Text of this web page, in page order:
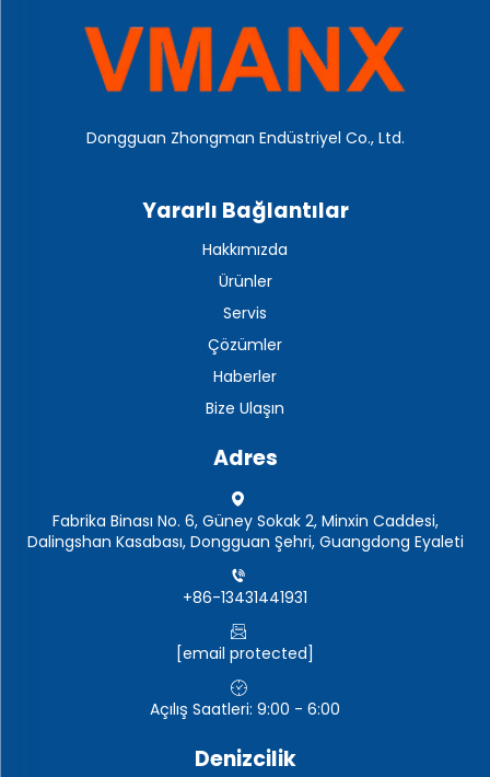
Dongguan Zhongman Endüstriyel Co., Ltd.
Yararlı Bağlantılar
Hakkımızda
Ürünler
Servis
Çözümler
Haberler
Bize Ulaşın
Adres
Fabrika Binası No. 6, Güney Sokak 2, Minxin Caddesi,
Dalingshan Kasabası, Dongguan Şehri, Guangdong Eyaleti
+86-13431441931
[email protected]
Açılış Saatleri: 9:00 - 6:00
Denizcilik